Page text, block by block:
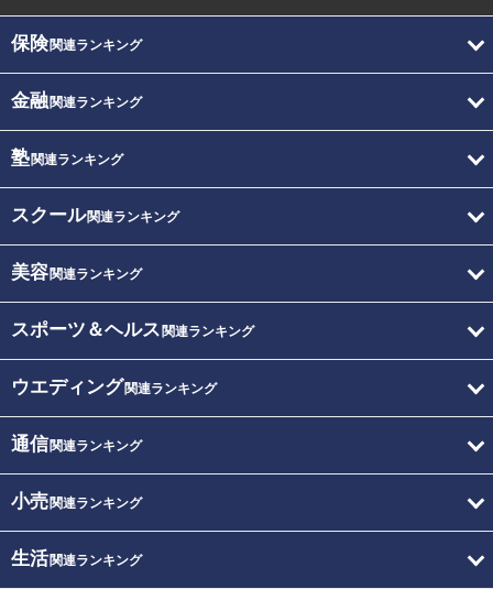
保険関連ランキング
金融関連ランキング
塾関連ランキング
スクール関連ランキング
美容関連ランキング
スポーツ＆ヘルス 関連ランキング
ウエディング関連ランキング
通信関連ランキング
小売関連ランキング
生活関連ランキング